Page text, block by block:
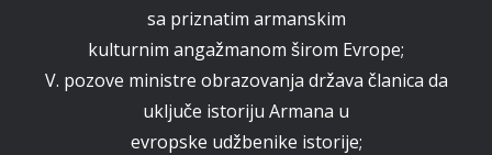
sa priznatim armanskim
kulturnim angažmanom širom Evrope;
V. pozove ministre obrazovanja država članica da
uključe istoriju Armana u
evropske udžbenike istorije;